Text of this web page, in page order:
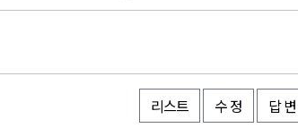
리스트 수 정 답 변